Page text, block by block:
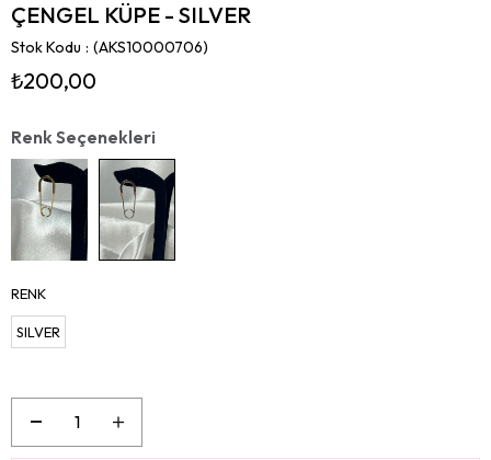
ÇENGEL KÜPE - SILVER
Stok Kodu (AKS10000706)
₺200,00
Renk Seçenekleri
RENK
SILVER